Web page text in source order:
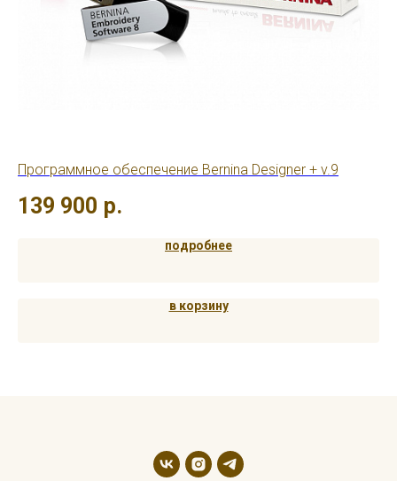
Программное обеспечение Bernina Designer + v.9
139 900 р.
подробнее
в корзину